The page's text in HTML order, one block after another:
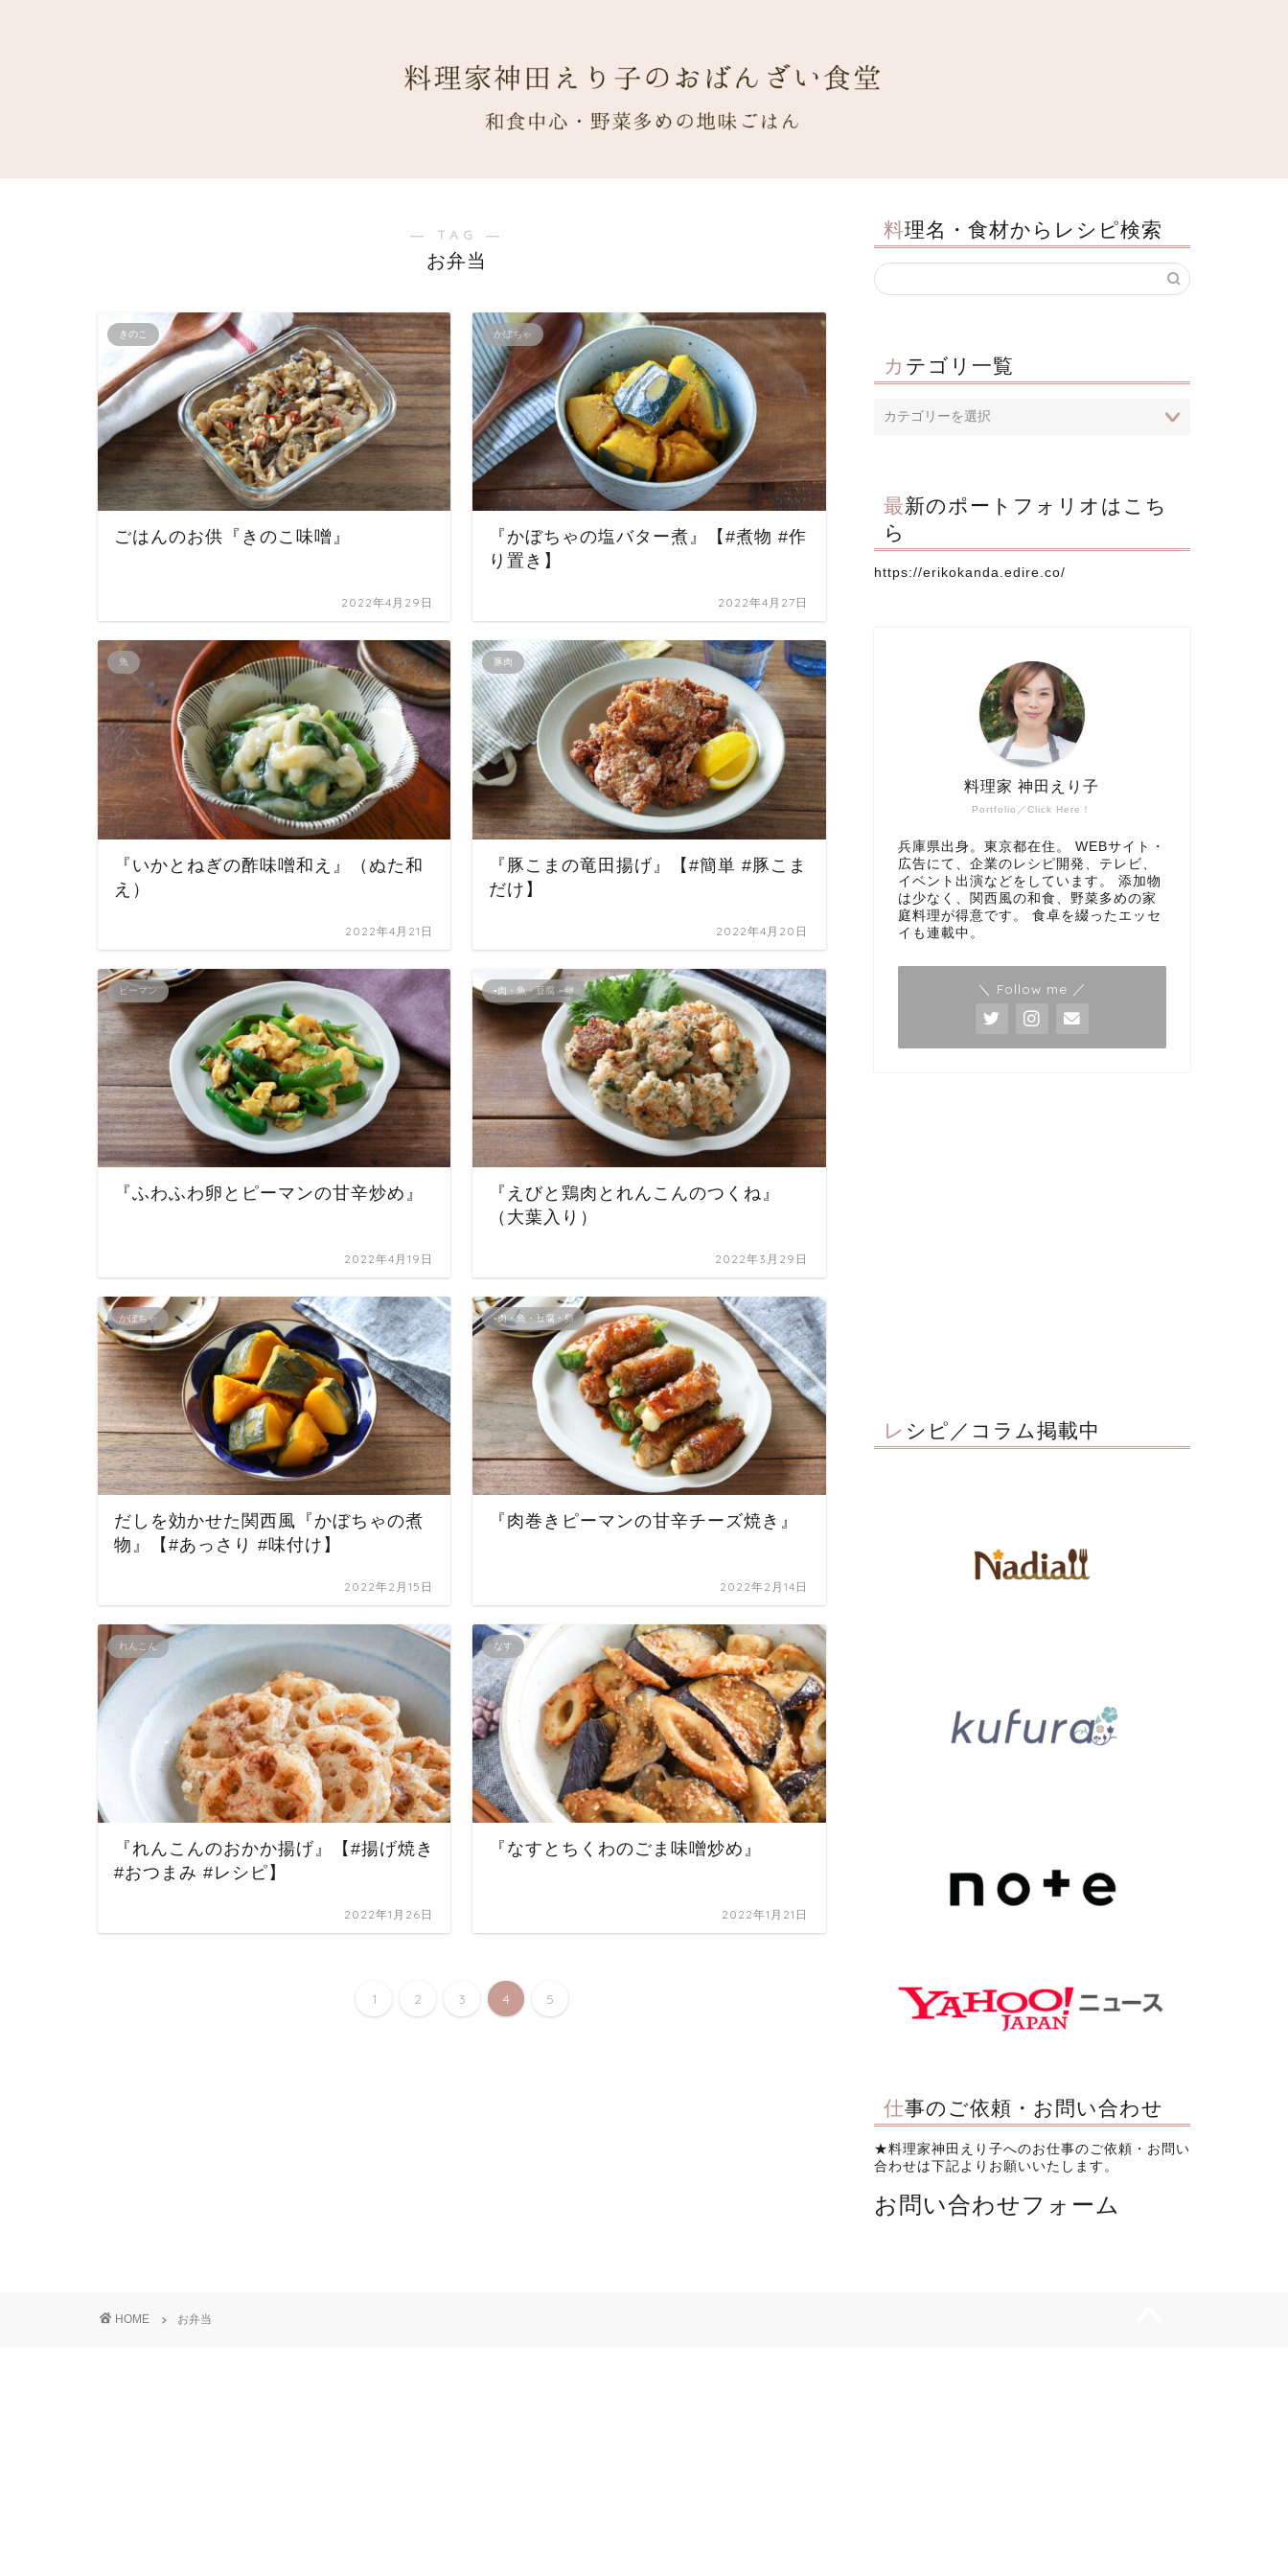
― TAG ―
お弁当
きのこ
ごはんのお供『きのこ味噌』
2022年4月29日
かぼちゃ
『かぼちゃの塩バター煮』【#煮物 #作
り置き】
2022年4月27日
魚
『いかとねぎの酢味噌和え』（ぬた和
え）
2022年4月21日
豚肉
『豚こまの竜田揚げ』【#簡単 #豚こま
だけ】
2022年4月20日
ピーマン
『ふわふわ卵とピーマンの甘辛炒め』
2022年4月19日
▪肉・魚・豆腐・卵
『えびと鶏肉とれんこんのつくね』
（大葉入り）
2022年3月29日
かぼちゃ
だしを効かせた関西風『かぼちゃの煮
物』【#あっさり #味付け】
2022年2月15日
▪肉・魚・豆腐・卵
『肉巻きピーマンの甘辛チーズ焼き』
2022年2月14日
れんこん
『れんこんのおかか揚げ』【#揚げ焼き
#おつまみ #レシピ】
2022年1月26日
なす
『なすとちくわのごま味噌炒め』
2022年1月21日
1 2 3 4 5
料理名・食材からレシピ検索
カテゴリ一覧
最新のポートフォリオはこち
ら
https://erikokanda.edire.co/
Portfolio／Click Here！
料理家 神田えり子
兵庫県出身。東京都在住。 WEBサイト・
広告にて、企業のレシピ開発、テレビ、
イベント出演などをしています。 添加物
は少なく、関西風の和食、野菜多めの家
庭料理が得意です。 食卓を綴ったエッセ
イも連載中。
＼ Follow me ／
レシピ／コラム掲載中
仕事のご依頼・お問い合わせ
★料理家神田えり子へのお仕事のご依頼・お問い
合わせは下記よりお願いいたします。
お問い合わせフォーム
HOME お弁当